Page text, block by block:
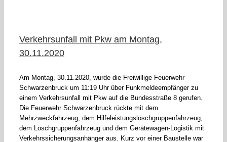
Verkehrsunfall mit Pkw am Montag,
30.11.2020
Am Montag, 30.11.2020, wurde die Freiwillige Feuerwehr
Schwarzenbruck um 11:19 Uhr über Funkmeldeempfänger zu
einem Verkehrsunfall mit Pkw auf die Bundesstraße 8 gerufen.
Die Feuerwehr Schwarzenbruck rückte mit dem
Mehrzweckfahrzeug, dem Hilfeleistungslöschgruppenfahrzeug,
dem Löschgruppenfahrzeug und dem Gerätewagen-Logistik mit
Verkehrssicherungsanhänger aus. Kurz vor einer Baustelle war